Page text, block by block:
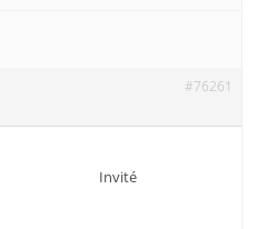
#76261
Invité